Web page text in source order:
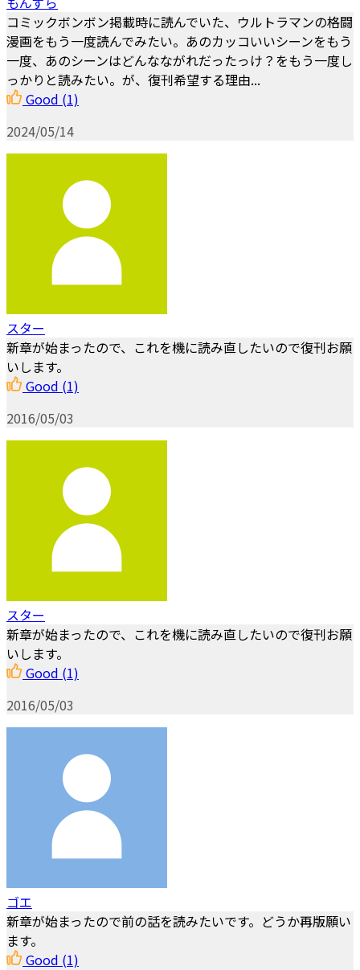
コミックボンボン掲載時に読んでいた、ウルトラマンの格闘
漫画をもう一度読んでみたい。あのカッコいいシーンをもう
一度、あのシーンはどんなながれだったっけ？をもう一度し
っかりと読みたい。が、復刊希望する理由...
Good (1)
2024/05/14
スター
新章が始まったので、これを機に読み直したいので復刊お願
いします。
Good (1)
2016/05/03
スター
新章が始まったので、これを機に読み直したいので復刊お願
いします。
Good (1)
2016/05/03
ゴエ
新章が始まったので前の話を読みたいです。どうか再版願い
ます。
Good (1)